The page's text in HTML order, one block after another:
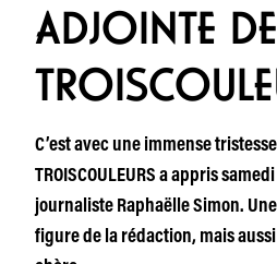
ADJOINTE DE
C’est avec une immense
TROISCOULEURS a appris
journaliste Raphaëlle Simon.
figure de la rédaction, mais